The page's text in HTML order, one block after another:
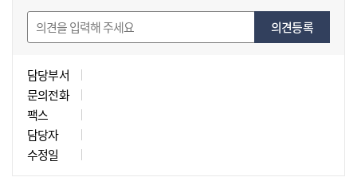
의견등록
담당부서
문의전화
팩스
담당자
수정일